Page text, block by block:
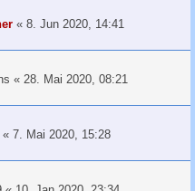
« 8. Jun 2020, 14:41
« 28. Mai 2020, 08:21
« 7. Mai 2020, 15:28